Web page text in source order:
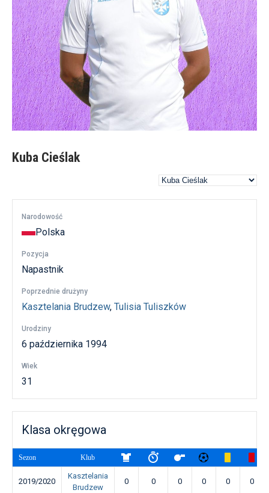
Kuba Cieślak
Narodowość
Polska
Pozycja
Napastnik
Poprzednie drużyny
Kasztelania Brudzew, Tulisia Tuliszków
Urodziny
6 października 1994
Wiek
31
Klasa okręgowa
Sezon Klub
2019/2020
Kasztelania
Brudzew
0 0 0 0 0 0